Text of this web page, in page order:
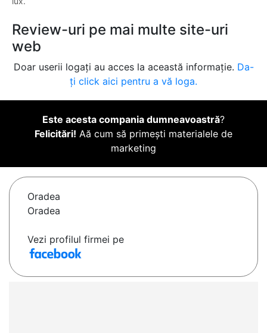
Review-uri pe mai multe site-uri
web
Doar userii logați au acces la această informație. Da-
ți click aici pentru a vă loga.
Este acesta compania dumneavoastră?
Felicitări! Aă cum să primești materialele de
marketing
Oradea
Oradea
Vezi profilul firmei pe